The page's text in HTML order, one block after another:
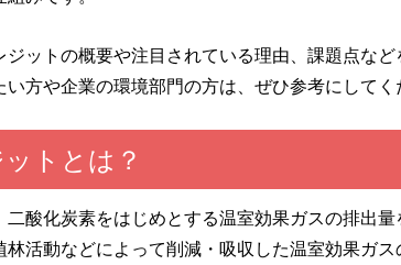
ットの概要や注目されている理由、課題点な
方や企業の環境部門の方は、ぜひ参考にしてく
トとは？
二酸化炭素をはじめとする温室効果ガスの排出
活動などによって削減・吸収した温室効果ガ